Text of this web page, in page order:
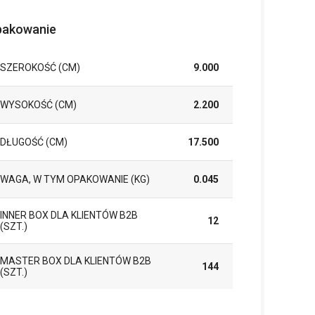
SZEROKOŚĆ (CM) 9.000
WYSOKOŚĆ (CM) 2.200
DŁUGOŚĆ (CM) 17.500
WAGA, W TYM OPAKOWANIE (KG) 0.045
INNER BOX DLA KLIENTÓW B2B
(SZT.)
12
MASTER BOX DLA KLIENTÓW B2B
(SZT.)
144